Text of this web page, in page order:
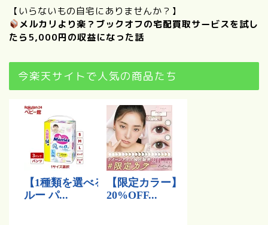
【いらないもの自宅にありませんか？】
メルカリより楽？ブックオフの宅配買取サービスを試し
たら5,000円の収益になった話
今楽天サイトで人気の商品たち